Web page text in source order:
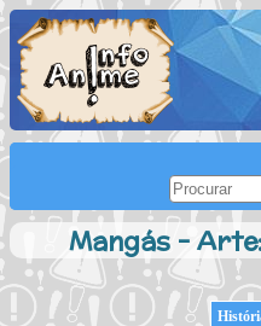
Mangás -